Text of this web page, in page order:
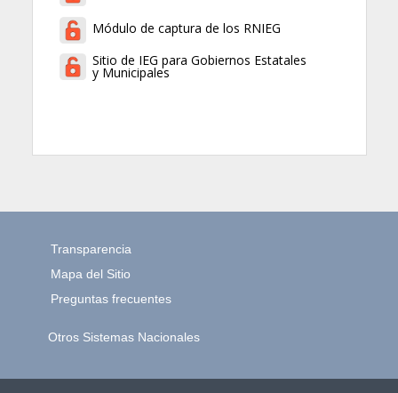
Módulo de captura de los RNIEG
Sitio de IEG para Gobiernos Estatales
y Municipales
Transparencia
Mapa del Sitio
Preguntas frecuentes
Otros Sistemas Nacionales